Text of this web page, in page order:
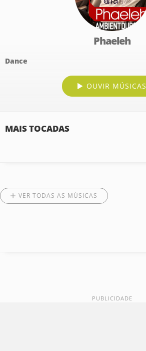
Phaeleh
Dance
OUVIR MÚSICAS
MAIS TOCADAS
VER TODAS AS MÚSICAS